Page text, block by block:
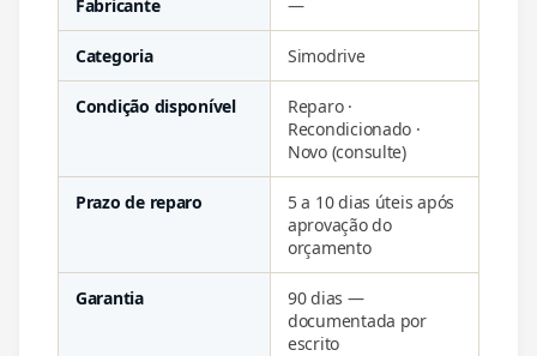
Fabricante —
Categoria Simodrive
Condição disponível
Reparo ·
Recondicionado ·
Novo (consulte)
Prazo de reparo
5 a 10 dias úteis após
aprovação do
orçamento
Garantia
90 dias —
documentada por
escrito